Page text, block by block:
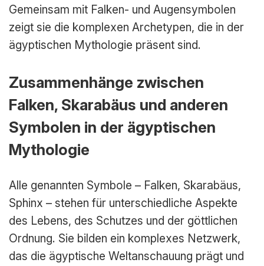
Gemeinsam mit Falken- und Augensymbolen
zeigt sie die komplexen Archetypen, die in der
ägyptischen Mythologie präsent sind.
Zusammenhänge zwischen
Falken, Skarabäus und anderen
Symbolen in der ägyptischen
Mythologie
Alle genannten Symbole – Falken, Skarabäus,
Sphinx – stehen für unterschiedliche Aspekte
des Lebens, des Schutzes und der göttlichen
Ordnung. Sie bilden ein komplexes Netzwerk,
das die ägyptische Weltanschauung prägt und